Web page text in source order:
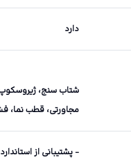
دارد
شتاب سنج،
مجاورتی، قطب نما،